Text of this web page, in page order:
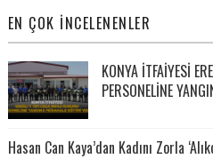
EN ÇOK İNCELENENLER
KONYA İTFAİYESİ
PERSONELİNE
Hasan Can Kaya’dan Kadını Zorla